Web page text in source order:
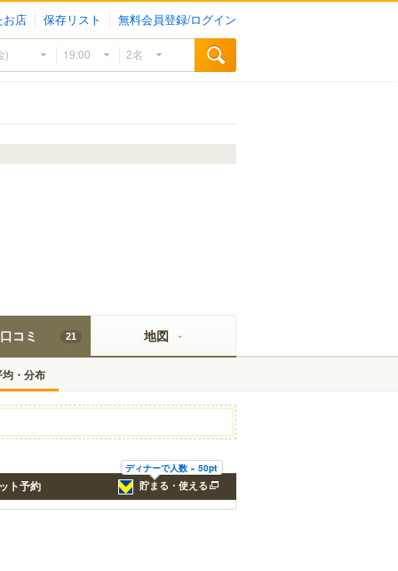
お店 保存リスト 無料会員登録/ログイン
口コミ 21
均・分布
地図
ディナーで人数 × 50pt
貯まる・使える
ト予約